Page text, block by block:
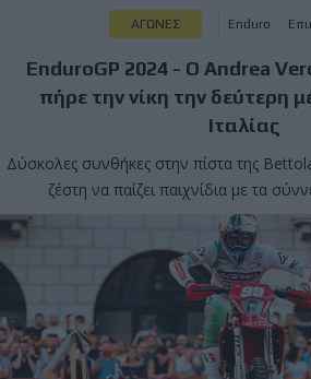
ΑΓΩΝΕΣ Enduro
EnduroGP 2024 - Ο Andrea
πήρε την νίκη την δεύτερη
Ιταλίας
Δύσκολες συνθήκες στην πίστα της
ζέστη να παίζει παιχνίδια με τα